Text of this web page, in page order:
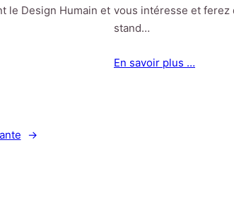
le Design Humain et vous intéresse et ferez
stand…
En savoir plus …
→